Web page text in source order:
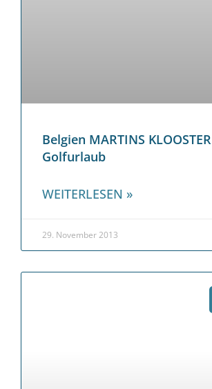
Belgien MARTINS KLOOSTER
Golfurlaub
WEITERLESEN »
29. November 2013